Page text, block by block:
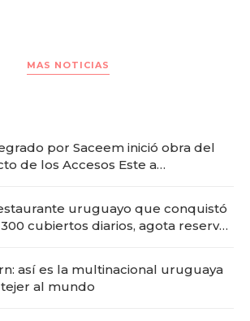
MAS NOTICIAS
por Saceem inició obra del
de los Accesos Este a
uruguayo que conquistó
cubiertos diarios, agota reservas
así es la multinacional uruguaya
al mundo